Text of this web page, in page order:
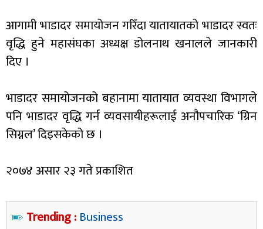
आगामी भाडादर समायोजन गरिँदा यातायातको भाडादर स्वतः
वृद्धि हुने महासंघका अध्यक्ष डोलनाथ खनालले जानकारी
दिए ।
भाडादर समायोजनको बहानामा यातायात व्यवस्था विभागले
पनि भाडादर वृद्धि गर्न व्यवसायीहरूलाई अनौपचारिक ‘ग्रिन
सिग्नल’ दिइसकेको छ ।
२०७४ असार २३ गते प्रकाशित
Trending : Business